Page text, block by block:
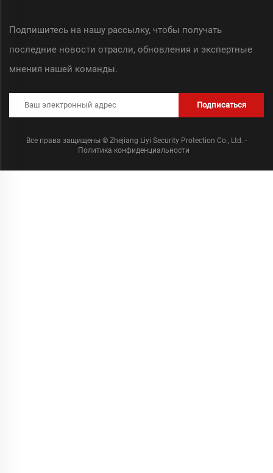
Подпишитесь на нашу рассылку, чтобы получать
последние новости отрасли, обновления и экспертные
мнения нашей команды.
Подписаться
Все права защищены © Zhejiang Liyi Security Protection Co., Ltd. -
Политика конфиденциальности